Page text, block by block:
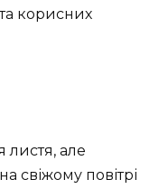
корисних
листя, але
свіжому повітрі